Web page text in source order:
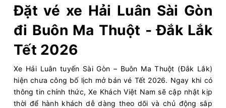
Cổng Chào Bình
Dương
Văn phòng Buôn Mê
Thuột
Hải Luân Limousine 34 giường
18:5110/08/2026 11/0803:11(8 giờ 20 phút)
Đặt vé xe Hải Luân Sài Gòn
đi Buôn Ma Thuột - Đắk Lắk
Tết 2026
Xe Hải Luân tuyến Sài Gòn – Buôn Ma Thuột (Đắk Lắk)
hiện chưa công bố lịch mở bán vé Tết 2026. Ngay khi có
thông tin chính thức, Xe Khách Việt Nam sẽ cập nhật kịp
thời để hành khách dễ dàng theo dõi và chủ động sắp